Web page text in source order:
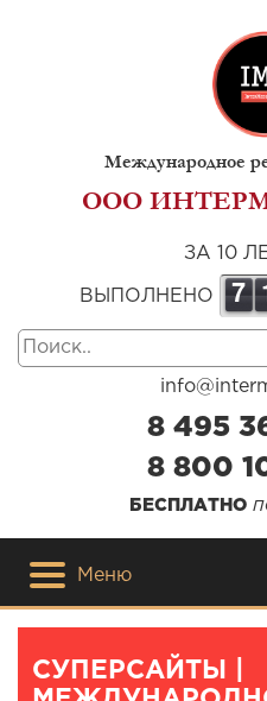
Международное
ООО
ЗА 10
ВЫПОЛНЕНО 7
8 495
8 800
БЕСПЛАТНО
Меню
СУПЕРСАЙТЫ |